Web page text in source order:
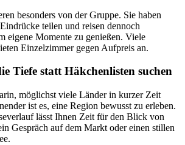
besonders von der Gruppe. Sie haben
teilen und reisen dennoch
eigene Momente zu genießen. Viele
Einzelzimmer gegen Aufpreis an.
Tiefe statt Häkchenlisten suchen
möglichst viele Länder in kurzer Zeit
ist es, eine Region bewusst zu erleben.
lässt Ihnen Zeit für den Blick von
Gespräch auf dem Markt oder einen stillen